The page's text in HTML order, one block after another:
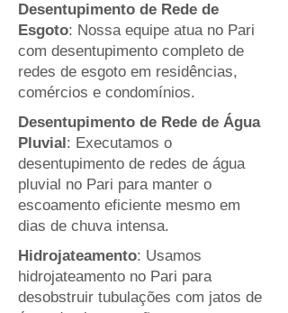
Desentupimento de Rede de
Esgoto: Nossa equipe atua no Pari
com desentupimento completo de
redes de esgoto em residências,
comércios e condomínios.
Desentupimento de Rede de Água
Pluvial: Executamos o
desentupimento de redes de água
pluvial no Pari para manter o
escoamento eficiente mesmo em
dias de chuva intensa.
Hidrojateamento: Usamos
hidrojateamento no Pari para
desobstruir tubulações com jatos de